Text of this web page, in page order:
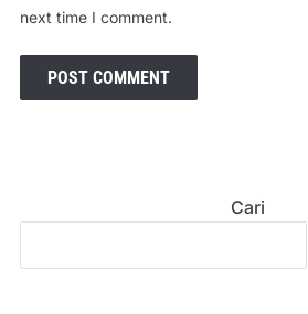
next time I comment.
Cari